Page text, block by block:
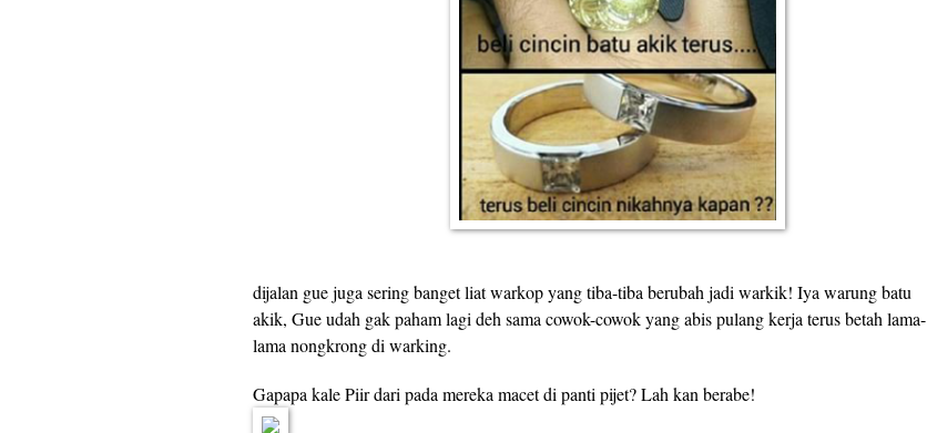
dijalan gue juga sering banget liat warkop yang tiba-tiba berubah jadi warkik! Iya warung batu
akik, Gue udah gak paham lagi deh sama cowok-cowok yang abis pulang kerja terus betah lama-
lama nongkrong di warking.
Gapapa kale Piir dari pada mereka macet di panti pijet? Lah kan berabe!